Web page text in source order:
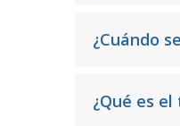
¿Cuándo
¿Qué es